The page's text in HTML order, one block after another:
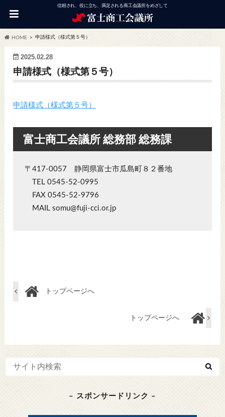
信頼され、役に立ち、満足される商工会議所をめざして
HOME 申請様式（様式第５号）
2025.02.28
申請様式（様式第５号）
申請様式（様式第５号）
富士商工会議所 総務部 総務課
〒417-0057 静岡県富士市瓜島町８２番地
TEL 0545-52-0995
FAX 0545-52-9796
MAIL somu@fuji-cci.or.jp
トップページへ
トップページへ
– スポンサードリンク –